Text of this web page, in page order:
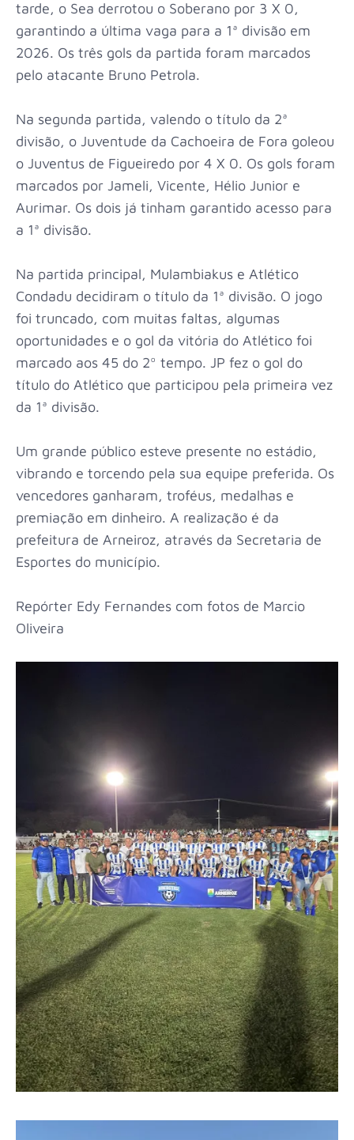
tarde, o Sea derrotou o Soberano por 3 X 0,
garantindo a última vaga para a 1ª divisão em
2026. Os três gols da partida foram marcados
pelo atacante Bruno Petrola.
Na segunda partida, valendo o título da 2ª
divisão, o Juventude da Cachoeira de Fora goleou
o Juventus de Figueiredo por 4 X 0. Os gols foram
marcados por Jameli, Vicente, Hélio Junior e
Aurimar. Os dois já tinham garantido acesso para
a 1ª divisão.
Na partida principal, Mulambiakus e Atlético
Condadu decidiram o título da 1ª divisão. O jogo
foi truncado, com muitas faltas, algumas
oportunidades e o gol da vitória do Atlético foi
marcado aos 45 do 2º tempo. JP fez o gol do
título do Atlético que participou pela primeira vez
da 1ª divisão.
Um grande público esteve presente no estádio,
vibrando e torcendo pela sua equipe preferida. Os
vencedores ganharam, troféus, medalhas e
premiação em dinheiro. A realização é da
prefeitura de Arneiroz, através da Secretaria de
Esportes do município.
Repórter Edy Fernandes com fotos de Marcio
Oliveira